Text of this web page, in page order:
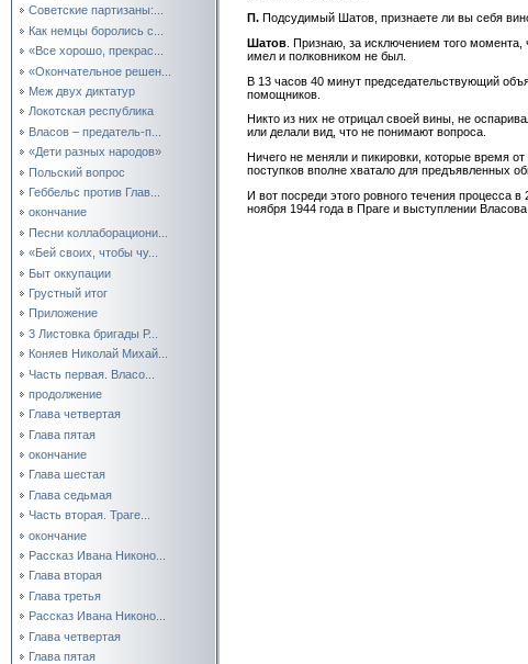
Советские партизаны:...
Как немцы боролись с...
«Все хорошо, прекрас...
«Окончательное решен...
Меж двух диктатур
Локотская республика
Власов – предатель-п...
«Дети разных народов»
Польский вопрос
Геббельс против Глав...
окончание
Песни коллаборациони...
«Бей своих, чтобы чу...
Быт оккупации
Грустный итог
Приложение
3 Листовка бригады Р...
Коняев Николай Михай...
Часть первая. Власо...
продолжение
Глава четвертая
Глава пятая
окончание
Глава шестая
Глава седьмая
Часть вторая. Траге...
окончание
Рассказ Ивана Никоно...
Глава вторая
Глава третья
Рассказ Ивана Никоно...
Глава четвертая
Глава пятая
П. Подсудимый Шатов, признаете ли вы себя
Шатов . Признаю, за исключением того
имел и полковником не был.
В 13 часов 40 минут председательствующий
помощников.
Никто из них не отрицал своей вины, не
или делали вид, что не понимают вопроса.
Ничего не меняли и пикировки, которые время
поступков вполне хватало для предъявленных
И вот посреди этого ровного течения
ноября 1944 года в Праге и выступлении